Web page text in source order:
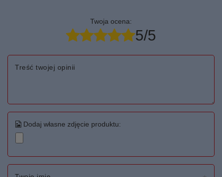
Twoja ocena:
5/5
Treść twojej opinii
Dodaj własne zdjęcie produktu: